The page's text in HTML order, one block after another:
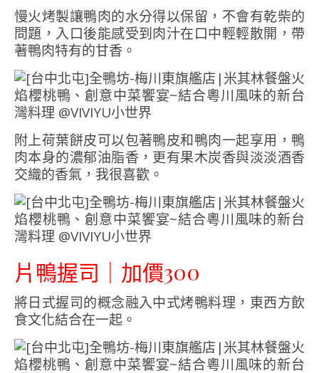
慢火烤製讓鴨肉的水分得以保留，不會有乾柴的
問題，入口後能感受到肉汁在口中輕輕散開，帶
著鴨肉特有的甘香。
附上荷葉餅皮可以包著鴨皮和鴨肉一起享用，鴨
肉本身的濃郁油脂香，更有果木炭香與淡淡酒香
交織的香氣，我很喜歡。
片鴨握司｜加價300
將日式握司的概念融入中式烤鴨料理，東西方飲
食文化結合在一起。